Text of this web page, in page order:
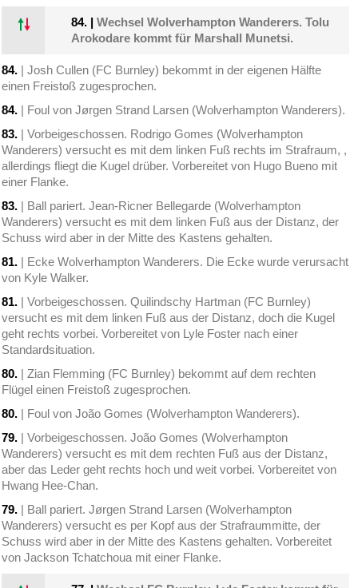
84. |Wechsel Wolverhampton Wanderers. Tolu
Arokodare kommt für Marshall Munetsi.
84. | Josh Cullen (FC Burnley) bekommt in der eigenen Hälfte
einen Freistoß zugesprochen.
84. | Foul von Jørgen Strand Larsen (Wolverhampton Wanderers).
83. | Vorbeigeschossen. Rodrigo Gomes (Wolverhampton
Wanderers) versucht es mit dem linken Fuß rechts im Strafraum, ,
allerdings fliegt die Kugel drüber. Vorbereitet von Hugo Bueno mit
einer Flanke.
83. | Ball pariert. Jean-Ricner Bellegarde (Wolverhampton
Wanderers) versucht es mit dem linken Fuß aus der Distanz, der
Schuss wird aber in der Mitte des Kastens gehalten.
81. | Ecke Wolverhampton Wanderers. Die Ecke wurde verursacht
von Kyle Walker.
81. | Vorbeigeschossen. Quilindschy Hartman (FC Burnley)
versucht es mit dem linken Fuß aus der Distanz, doch die Kugel
geht rechts vorbei. Vorbereitet von Lyle Foster nach einer
Standardsituation.
80. | Zian Flemming (FC Burnley) bekommt auf dem rechten
Flügel einen Freistoß zugesprochen.
80. | Foul von João Gomes (Wolverhampton Wanderers).
79. | Vorbeigeschossen. João Gomes (Wolverhampton
Wanderers) versucht es mit dem rechten Fuß aus der Distanz,
aber das Leder geht rechts hoch und weit vorbei. Vorbereitet von
Hwang Hee-Chan.
79. | Ball pariert. Jørgen Strand Larsen (Wolverhampton
Wanderers) versucht es per Kopf aus der Strafraummitte, der
Schuss wird aber in der Mitte des Kastens gehalten. Vorbereitet
von Jackson Tchatchoua mit einer Flanke.